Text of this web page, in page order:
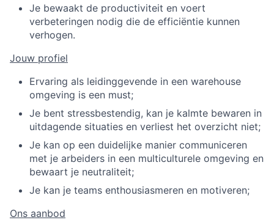
Je bewaakt de productiviteit en voert
verbeteringen nodig die de efficiëntie kunnen
verhogen.
Jouw profiel
Ervaring als leidinggevende in een warehouse
omgeving is een must;
Je bent stressbestendig, kan je kalmte bewaren in
uitdagende situaties en verliest het overzicht niet;
Je kan op een duidelijke manier communiceren
met je arbeiders in een multiculturele omgeving en
bewaart je neutraliteit;
Je kan je teams enthousiasmeren en motiveren;
Ons aanbod